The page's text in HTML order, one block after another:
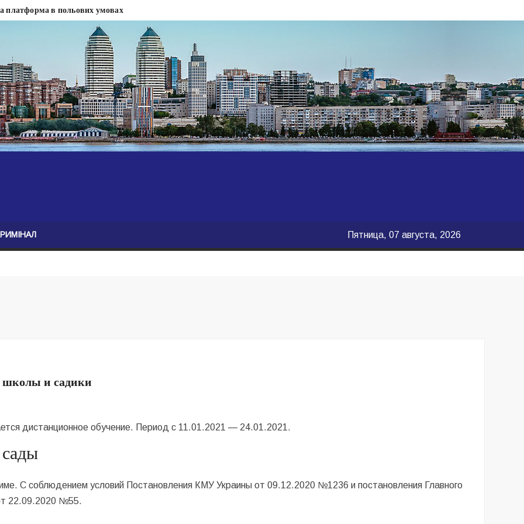
платформа в польових умовах
міськради Дніпра — ЗМІ
нелегального бізнесу, збагатився під час війни — ЗМІ
записали звернення про ситуацію на фронті
Безугла закликає валити Сирського
моду
керівництва армії
Пятница, 07 августа, 2026
школы и садики
дистанционное обучение. Период с 11.01.2021 — 24.01.2021.
С соблюдением условий Постановления КМУ Украины от 09.12.2020 №1236 и постановления Главного
22.09.2020 №55.